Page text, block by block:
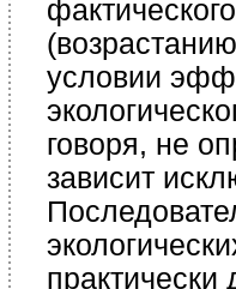
условии
говоря, нe
зависит